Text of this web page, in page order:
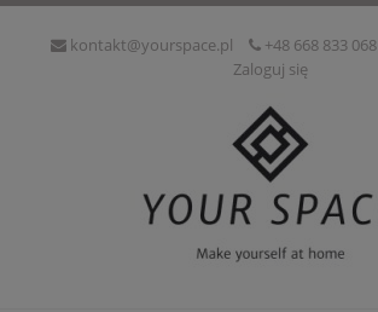
kontakt@yourspace.pl +48 668 833 068
Zaloguj się